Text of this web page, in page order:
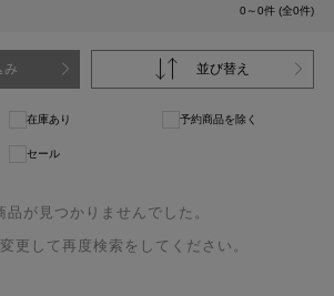
0～0件 (全0件)
み 並び替え
在庫あり 予約商品を除く
セール
品が見つかりませんでした。
更して再度検索をしてください。